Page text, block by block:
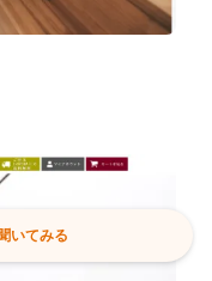
いてみる